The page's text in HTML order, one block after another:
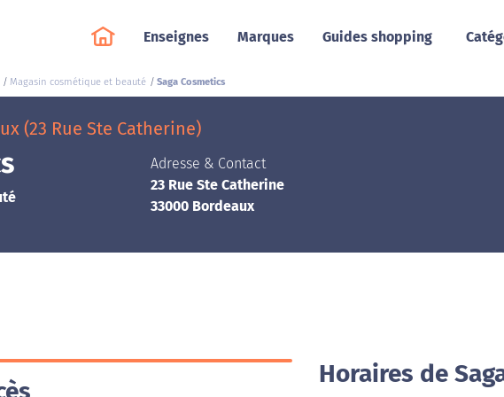
Enseignes Marques Guides shopping
Magasin cosmétique et beauté Saga Cosmetics
(23 Rue Ste Catherine)
Adresse & Contact
23 Rue Ste Catherine
33000 Bordeaux
Horaires de